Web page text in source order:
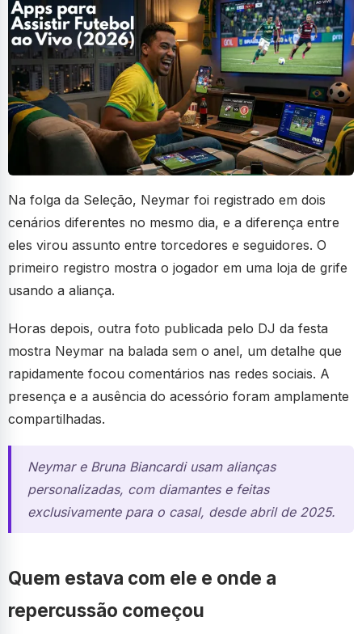
Na folga da Seleção, Neymar foi registrado em dois
cenários diferentes no mesmo dia, e a diferença entre
eles virou assunto entre torcedores e seguidores. O
primeiro registro mostra o jogador em uma loja de grife
usando a aliança.
Horas depois, outra foto publicada pelo DJ da festa
mostra Neymar na balada sem o anel, um detalhe que
rapidamente focou comentários nas redes sociais. A
presença e a ausência do acessório foram amplamente
compartilhadas.
Neymar e Bruna Biancardi usam alianças
personalizadas, com diamantes e feitas
exclusivamente para o casal, desde abril de 2025.
Quem estava com ele e onde a
repercussão começou